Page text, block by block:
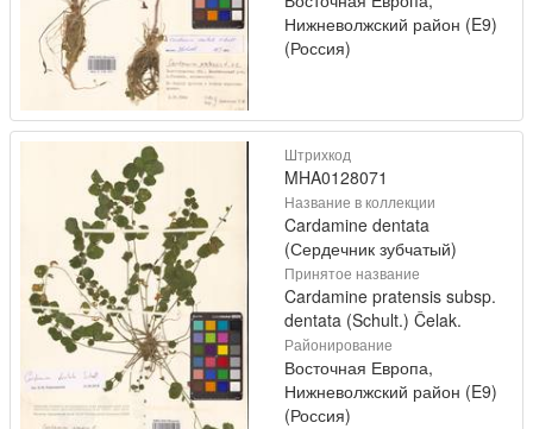
Нижневолжский район (E9)
(Россия)
Штрихкод
MHA0128071
Название в коллекции
Cardamine dentata
(Сердечник зубчатый)
Принятое название
Cardamine pratensis subsp.
dentata (Schult.) Čelak.
Районирование
Восточная Европа,
Нижневолжский район (E9)
(Россия)